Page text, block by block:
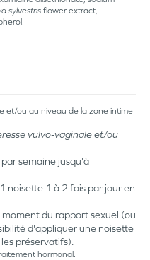
sylvestris flower extract,
et/ou au niveau de la zone intime
vulvo-vaginale et/ou
semaine jusqu'à
noisette 1 à 2 fois par jour en
du rapport sexuel (ou
d'appliquer une noisette
préservatifs).
hormonal.